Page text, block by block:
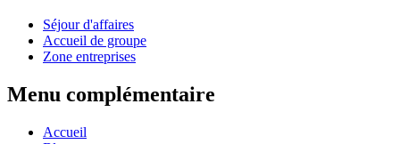
Séjour d'affaires
Accueil de groupe
Zone entreprises
Menu complémentaire
Accueil